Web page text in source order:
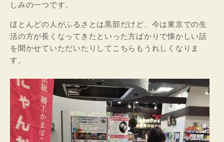
しみの一つです。
ほとんどの人がふるさとは黒部だけど、今は東京での生
活の方が長くなってきたといった方ばかりで懐かしい話
を聞かせていただいたりしてこちらもうれしくなりま
す。